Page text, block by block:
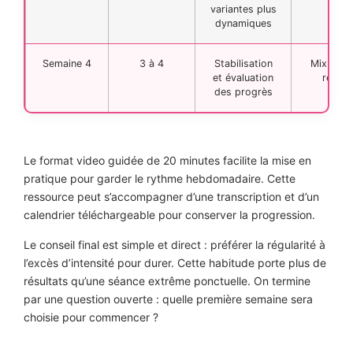
variantes plus
dynamiques
Semaine 4 3 à 4
Stabilisation
et évaluation
des progrès
Mix
Le format video guidée de 20 minutes facilite la mise en
pratique pour garder le rythme hebdomadaire. Cette
ressource peut s’accompagner d’une transcription et d’un
calendrier téléchargeable pour conserver la progression.
Le conseil final est simple et direct : préférer la régularité à
l’excès d’intensité pour durer. Cette habitude porte plus de
résultats qu’une séance extrême ponctuelle. On termine
par une question ouverte : quelle première semaine sera
choisie pour commencer ?